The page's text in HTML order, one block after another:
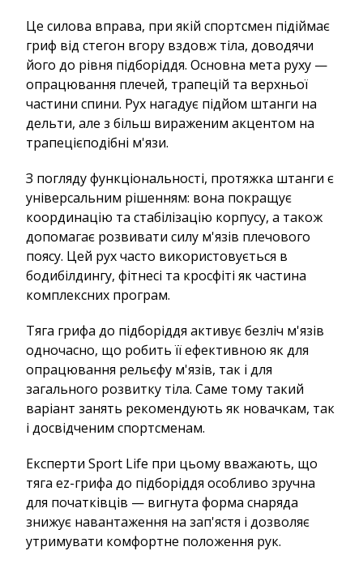
Це силова вправа, при якій спортсмен підіймає
гриф від стегон вгору вздовж тіла, доводячи
його до рівня підборіддя. Основна мета руху —
опрацювання плечей, трапецій та верхньої
частини спини. Рух нагадує підйом штанги на
дельти, але з більш вираженим акцентом на
трапецієподібні м'язи.
З погляду функціональності, протяжка штанги є
універсальним рішенням: вона покращує
координацію та стабілізацію корпусу, а також
допомагає розвивати силу м'язів плечового
поясу. Цей рух часто використовується в
бодибілдингу, фітнесі та кросфіті як частина
комплексних програм.
Тяга грифа до підборіддя активує безліч м'язів
одночасно, що робить її ефективною як для
опрацювання рельєфу м'язів, так і для
загального розвитку тіла. Саме тому такий
варіант занять рекомендують як новачкам, так
і досвідченим спортсменам.
Експерти Sport Life при цьому вважають, що
тяга ez-грифа до підборіддя особливо зручна
для початківців — вигнута форма снаряда
знижує навантаження на зап'ястя і дозволяє
утримувати комфортне положення рук.